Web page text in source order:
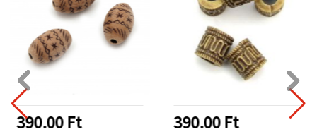
390.00 Ft 390.00 Ft